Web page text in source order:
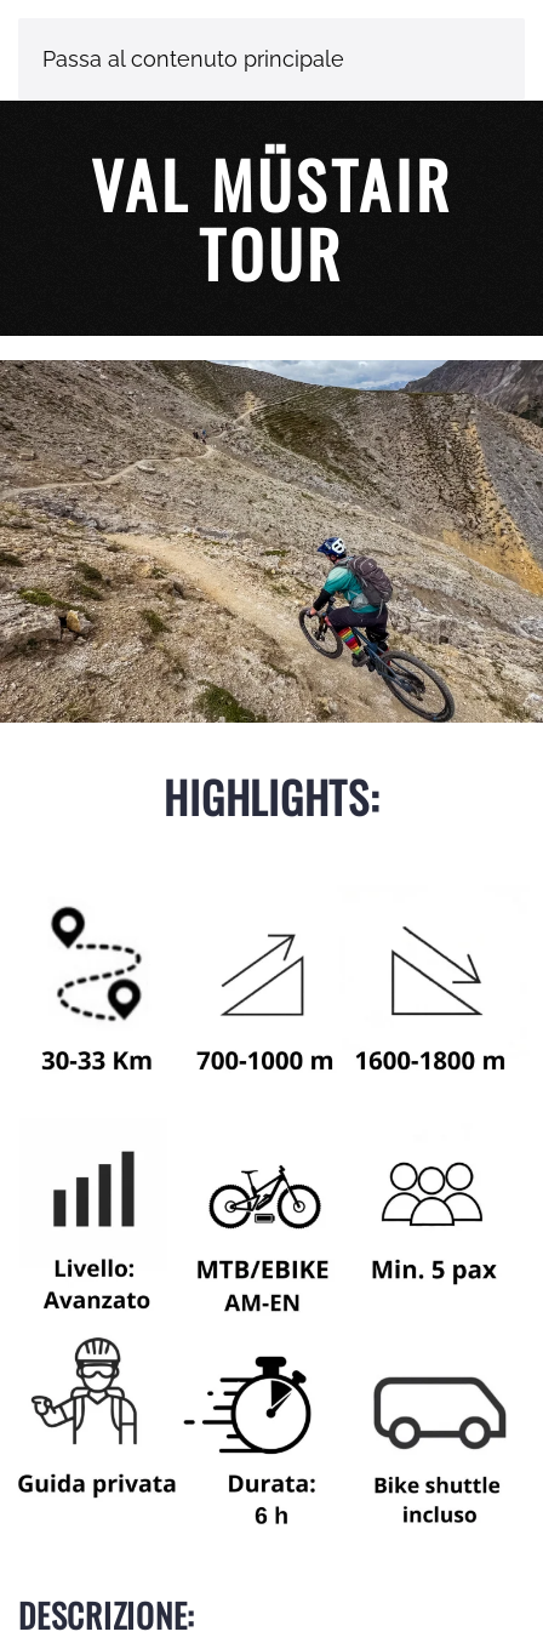
Passa al contenuto principale
VAL MÜSTAIR
TOUR
HIGHLIGHTS:
DESCRIZIONE: